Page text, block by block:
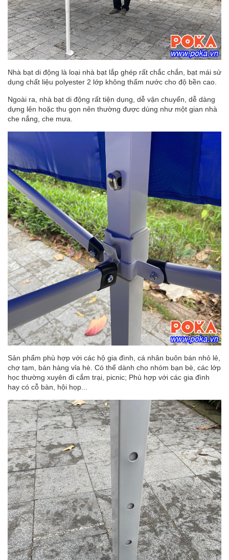
Nhà bạt di động là loại nhà bạt lắp ghép rất chắc chắn, bạt mái sử
dụng chất liệu polyester 2 lớp không thấm nước cho độ bền cao.
Ngoài ra, nhà bạt di động rất tiện dụng, dễ vận chuyển, dễ dàng
dựng lên hoặc thu gọn nên thường được dùng như một gian nhà
che nắng, che mưa.
Sản phẩm phù hợp với các hộ gia đình, cá nhân buôn bán nhỏ lẻ,
chợ tạm, bán hàng vỉa hè. Có thể dành cho nhóm bạn bè, các lớp
học thường xuyên đi cắm trại, picnic; Phù hợp với các gia đình
hay có cỗ bàn, hội họp...